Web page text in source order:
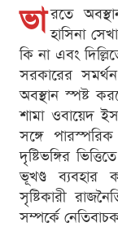
ভা রতে
হাসিনা
কি না এবং
সরকারের
অবস্থান স্পষ্ট
শামা ওবায়েদ
সঙ্গে
দৃষ্টিভঙ্গির
ভূখণ্ড ব্যবহার
সৃষ্টিকারী
সম্পর্কে